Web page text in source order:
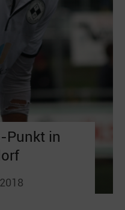
Punkt in